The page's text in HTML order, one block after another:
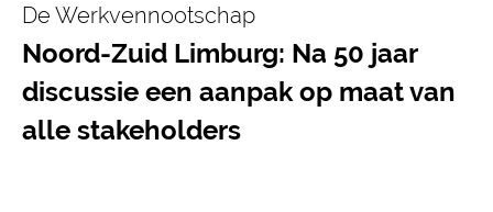
De Werkvennootschap
Noord-Zuid Limburg: Na 50 jaar
discussie een aanpak op maat van
alle stakeholders